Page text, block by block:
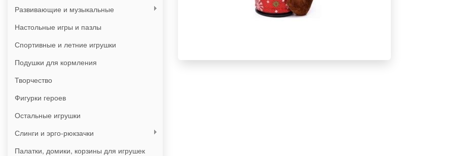
Развивающие и музыкальные
Настольные игры и пазлы
Спортивные и летние игрушки
Подушки для кормления
Творчество
Фигурки героев
Остальные игрушки
Слинги и эрго-рюкзачки
Палатки, домики, корзины для игрушек